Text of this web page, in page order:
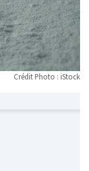
Crédit Photo : iStock